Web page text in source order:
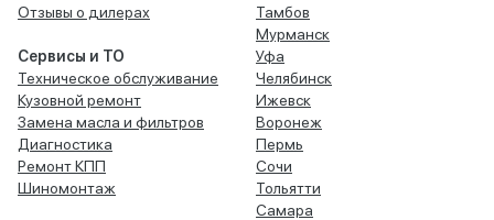
Отзывы о дилерах
Сервисы и ТО
Техническое обслуживание
Кузовной ремонт
Замена масла и фильтров
Диагностика
Ремонт КПП
Шиномонтаж
Тамбов
Мурманск
Уфа
Челябинск
Ижевск
Воронеж
Пермь
Сочи
Тольятти
Самара